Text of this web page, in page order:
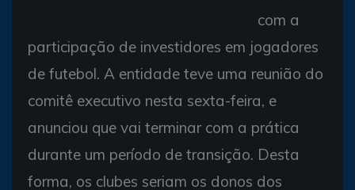
com a
participação de investidores em jogadores
de futebol. A entidade teve uma reunião do
comitê executivo nesta sexta-feira, e
anunciou que vai terminar com a prática
durante um período de transição. Desta
forma, os clubes seriam os donos dos